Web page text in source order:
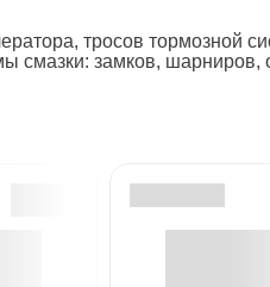
тросов тормозной
смазки: замков,